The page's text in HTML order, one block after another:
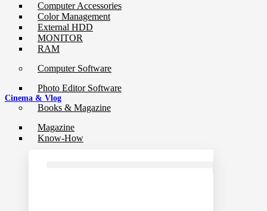
Computer Accessories
Color Management
External HDD
MONITOR
RAM
Computer Software
Photo Editor Software
Books & Magazine
Magazine
Know-How
Cinema & Vlog